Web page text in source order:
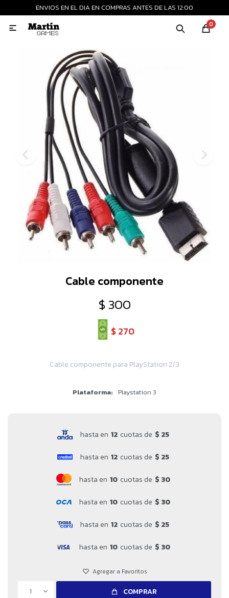
ENVIOS EN EL DIA EN COMPRAS ANTES DE LAS 12:00
0

Cable componente
$ 300
$270
Cable componente para PlayStation 2/3
Plataforma Playstation 3
hasta en 12 cuotas de $ 25
hasta en 12 cuotas de $ 25
hasta en 10 cuotas de $ 30
hasta en 10 cuotas de $ 30
hasta en 12 cuotas de $ 25
hasta en 10 cuotas de $ 30
1 COMPRAR
MI CUENTA
Consolas nuevas
Consolas recertificadas
Juegos
Accesorios